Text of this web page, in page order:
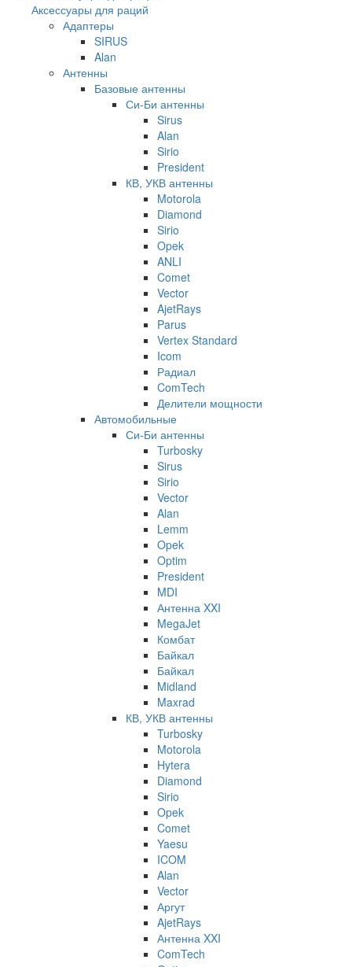
Аксессуары для раций
Адаптеры
SIRUS
Alan
Антенны
Базовые антенны
Си-Би антенны
Sirus
Alan
Sirio
President
КВ, УКВ антенны
Motorola
Diamond
Sirio
Opek
ANLI
Comet
Vector
AjetRays
Parus
Vertex Standard
Icom
Радиал
ComTech
Делители мощности
Автомобильные
Си-Би антенны
Turbosky
Sirus
Sirio
Vector
Alan
Lemm
Opek
Optim
President
MDI
Антенна XXI
MegaJet
Комбат
Байкал
Байкал
Midland
Maxrad
КВ, УКВ антенны
Turbosky
Motorola
Hytera
Diamond
Sirio
Opek
Comet
Yaesu
ICOM
Alan
Vector
Аргут
AjetRays
Антенна XXI
ComTech